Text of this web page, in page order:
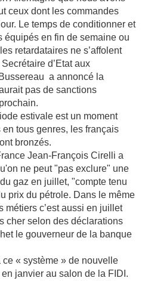
ceux dont les commandes
Le temps de conditionner et
équipés en fin de semaine ou
retardataires ne s’affolent
d’Etat aux
a annoncé la
pas de sanctions
estivale est un moment
tous genres, les français
bronzés.
Jean-François Cirelli a
ne peut "pas exclure" une
gaz en juillet, "compte tenu
prix du pétrole. Dans le même
métiers c’est aussi en juillet
cher selon des déclarations
le gouverneur de la banque
« système » de nouvelle
janvier au salon de la FIDI.